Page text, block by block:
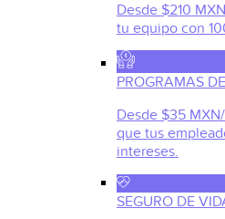
Desde $210
tu equipo con
PROGRAMAS
Desde $35
que tus
intereses.
SEGURO DE